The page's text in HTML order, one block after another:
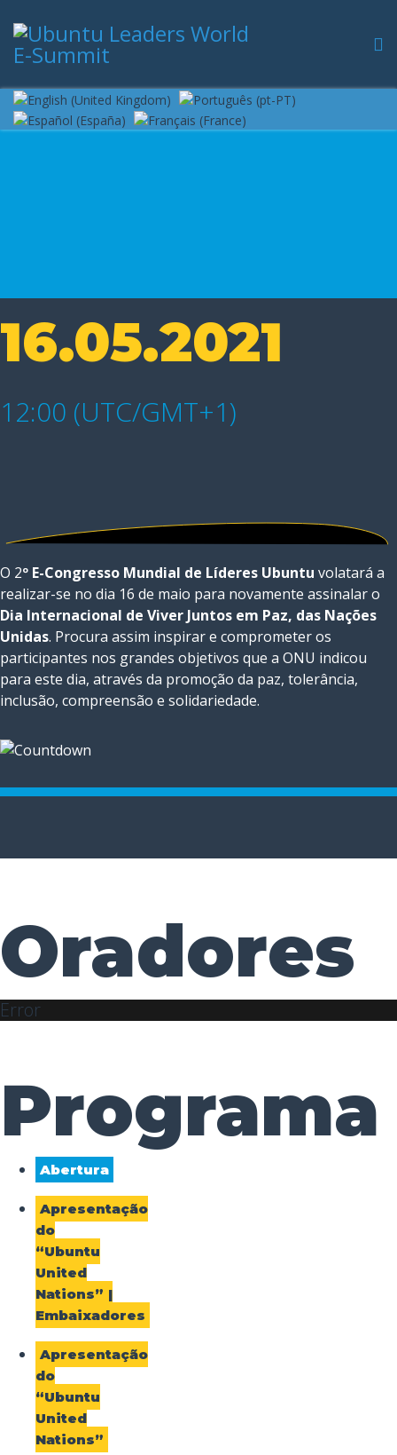
16.05.2021
12:00 (UTC/GMT+1)
O 2º E-Congresso Mundial de Líderes Ubuntu volatará a
realizar-se no dia 16 de maio para novamente assinalar o
Dia Internacional de Viver Juntos em Paz, das Nações
Unidas. Procura assim inspirar e comprometer os
participantes nos grandes objetivos que a ONU indicou
para este dia, através da promoção da paz, tolerância,
inclusão, compreensão e solidariedade.
Oradores
Error
Programa
Abertura
Apresentação
do
“Ubuntu
United
Nations” |
Embaixadores
Apresentação
do
“Ubuntu
United
Nations”